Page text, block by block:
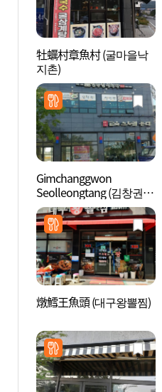
牡蠣村章魚村 (굴마을낙
지촌)
Gimchanggwon
Seolleongtang (김창권설
렁탕)
燉鱈王魚頭 (대구왕뽈찜)